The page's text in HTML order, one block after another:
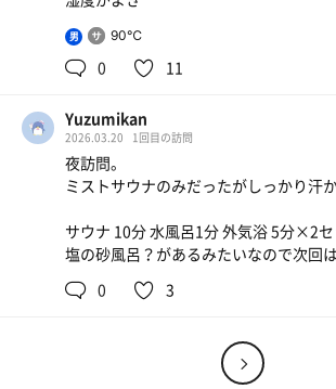
満腹間違いなし
男 90℃
0 11
Yuzumikan
2026.03.20 1回目の訪問
夜訪問。
ミストサウナのみだったがしっかり汗か
サウナ 10分 水風呂1分 外気浴 5分×2セ
塩の砂風呂？があるみたいなので次回
0
3